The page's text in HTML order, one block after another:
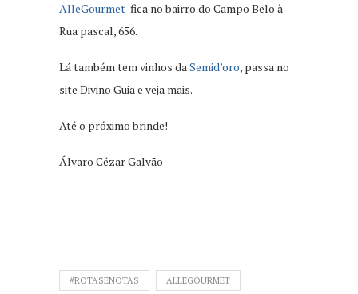
AlleGourmet fica no bairro do Campo Belo à
Rua pascal, 656.
Lá também tem vinhos daSemid’oro, passa no
site Divino Guia e veja mais.
Até o próximo brinde!
Álvaro Cézar Galvão
#ROTASENOTAS ALLEGOURMET